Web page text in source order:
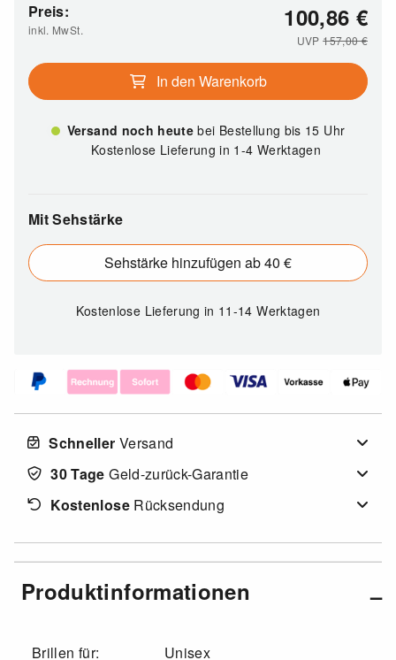
Preis:
inkl. MwSt. 100,86 €
UVP157,00€
In den Warenkorb
Versand noch heutebei Bestellung bis 15 Uhr
Kostenlose Lieferung in 1-4 Werktagen
Mit Sehstärke
Sehstärke hinzufügen ab 40 €
Kostenlose Lieferungin 11-14 Werktagen
Schneller Versand
30 Tage Geld-zurück-Garantie
KostenloseRücksendung
Produktinformationen
Brillen für:
Unisex